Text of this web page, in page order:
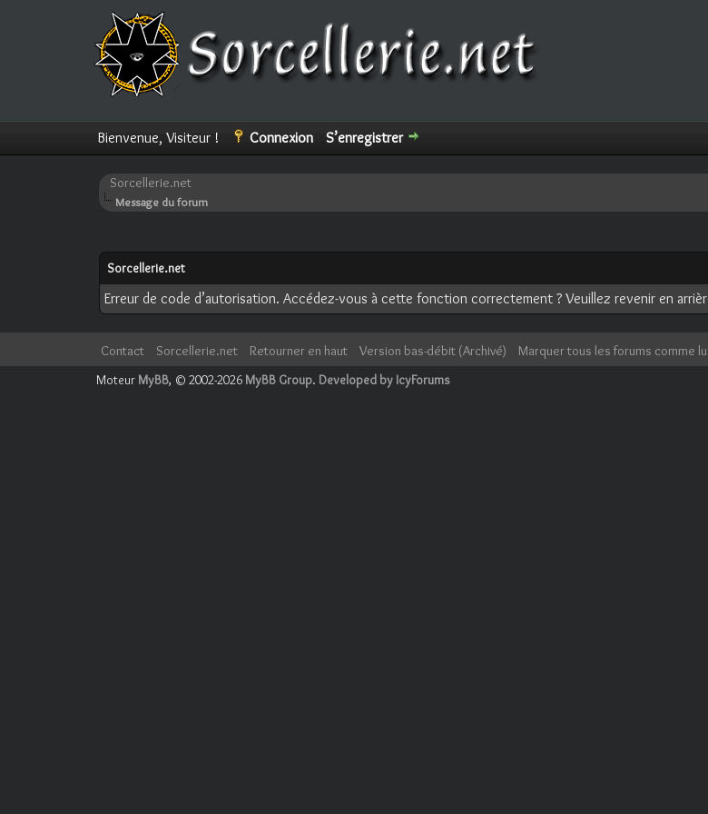
Bienvenue, Visiteur ! Connexion S’enregistrer
Sorcellerie.net
Message du forum
Sorcellerie.net
Erreur de code d’autorisation. Accédez-vous à cette fonction correctement ? Veuillez revenir en
Contact Sorcellerie.net Retourner en haut Version bas-débit (Archivé) Marquer tous les forums comme
Moteur MyBB, © 2002-2026 MyBB Group. Developed by IcyForums